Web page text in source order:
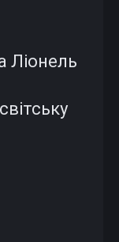
Ліонель